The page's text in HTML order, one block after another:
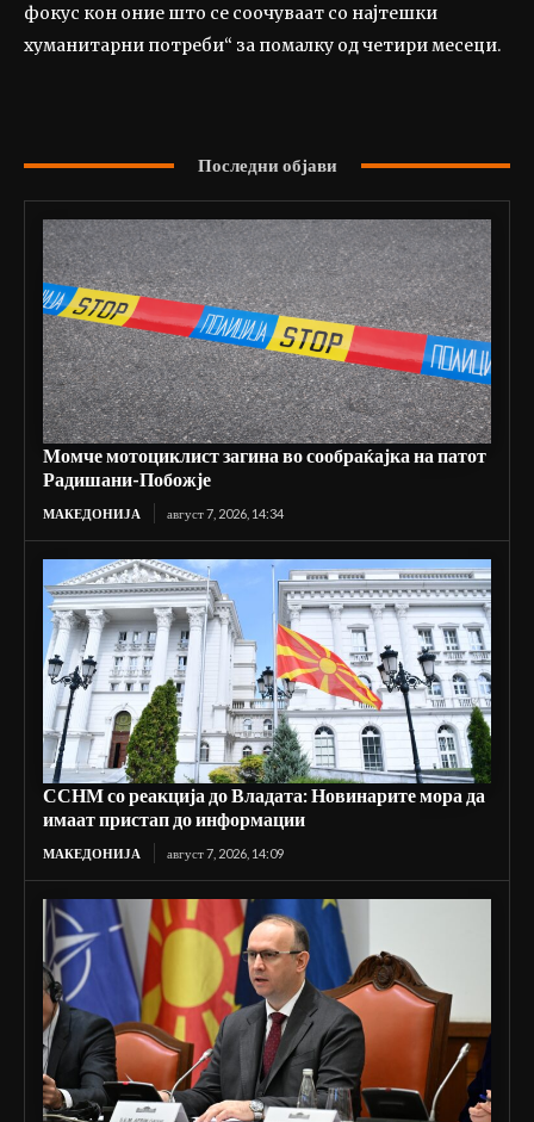
фокус кон оние што се соочуваат со најтешки
хуманитарни потреби“ за помалку од четири месеци.
Последни објави
Момче мотоциклист загина во сообраќајка на патот
Радишани-Побожје
МАКЕДОНИЈА август 7, 2026, 14:34
ССНМ со реакција до Владата: Новинарите мора да
имаат пристап до информации
МАКЕДОНИЈА август 7, 2026, 14:09